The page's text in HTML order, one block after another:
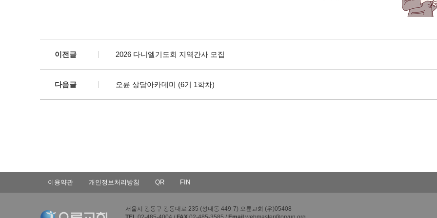
이전글 2026 다니엘기도회 지역간사 모집
다음글 오륜 상담아카데미 (6기 1학차)
이용약관 개인정보처리방침 QR FIN
서울시 강동구 강동대로 235 (성내동 449-7) 오륜교회 (우)05408